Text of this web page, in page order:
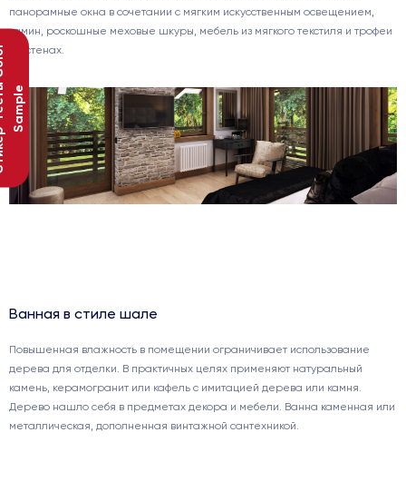
панорамные окна в сочетании с мягким искусственным освещением,
камин, роскошные меховые шкуры, мебель из мягкого текстиля и трофеи
на стенах.
Ванная в стиле шале
Повышенная влажность в помещении ограничивает использование
дерева для отделки. В практичных целях применяют натуральный
камень, керамогранит или кафель с имитацией дерева или камня.
Дерево нашло себя в предметах декора и мебели. Ванна каменная или
металлическая, дополненная винтажной сантехникой.
e